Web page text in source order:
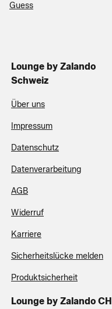
Guess
Lounge by Zalando
Schweiz
Über uns
Impressum
Datenschutz
Datenverarbeitung
AGB
Widerruf
Karriere
Sicherheitslücke melden
Produktsicherheit
Lounge by Zalando CH